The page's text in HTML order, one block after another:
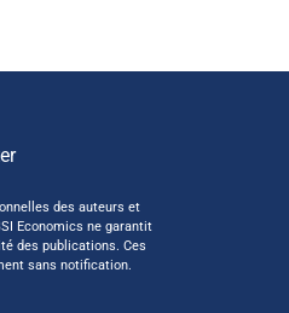
des auteurs et
Economics ne garantit
des publications. Ces
sans notification.